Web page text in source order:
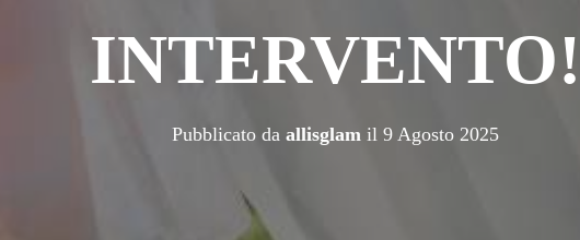
INTERVENTO!
Pubblicato da allisglamil 9 Agosto 2025